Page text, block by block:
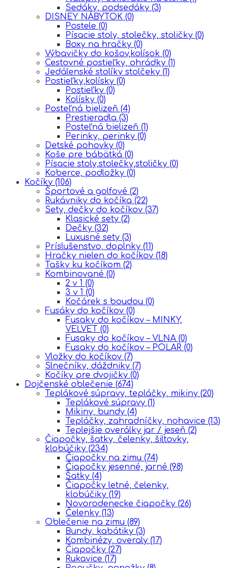
Sedáky, podsedáky (3)
DISNEY NÁBYTOK (0)
Postele (0)
Písacie stoly, stolečky, stoličky (0)
Boxy na hračky (0)
Výbavičky do košov,kolísok (0)
Cestovné postieľky, ohrádky (1)
Jedálenské stolíky stolčeky (1)
Postieľky,kolísky (0)
Postieľky (0)
Kolísky (0)
Posteľná bielizeň (4)
Prestieradla (3)
Posteľná bielizeň (1)
Perinky, perinky (0)
Detské pohovky (0)
Koše pre bábätká (0)
Písacie stoly,stolečky,stoličky (0)
Koberce, podložky (0)
Kočíky (106)
Športové a golfové (2)
Rukávniky do kočíka (22)
Sety, dečky do kočíkov (37)
Klasické sety (2)
Dečky (32)
Luxusné sety (3)
Príslušenstvo, doplnky (11)
Hračky nielen do kočíkov (18)
Tašky ku kočíkom (2)
Kombinované (0)
2 v 1 (0)
3 v 1 (0)
Kočárek s boudou (0)
Fusáky do kočíkov (0)
Fusaky do kočíkov – MINKY,
VELVET (0)
Fusaky do kočíkov – VLNA (0)
Fusaky do kočíkov – POLAR (0)
Vložky do kočíkov (7)
Slnečníky, dáždniky (7)
Kočíky pre dvojičky (0)
Dojčenské oblečenie (674)
Teplákové súpravy, tepláčky, mikiny (20)
Teplákové súpravy (1)
Mikiny, bundy (4)
Tepláčky, zahradníčky, nohavice (13)
Teplejšie overálky jar / jeseň (2)
Čiapočky, šatky, čelenky, šiltovky,
klobúčiky (234)
Čiapočky na zimu (74)
Čiapočky jesenné, jarné (98)
Šatky (4)
Čiapočky letné, čelenky,
klobúčiky (19)
Novorodenecke čiapočky (26)
Čelenky (13)
Oblečenie na zimu (89)
Bundy, kabátiky (3)
Kombinézy, overaly (17)
Čiapočky (27)
Rukavice (17)